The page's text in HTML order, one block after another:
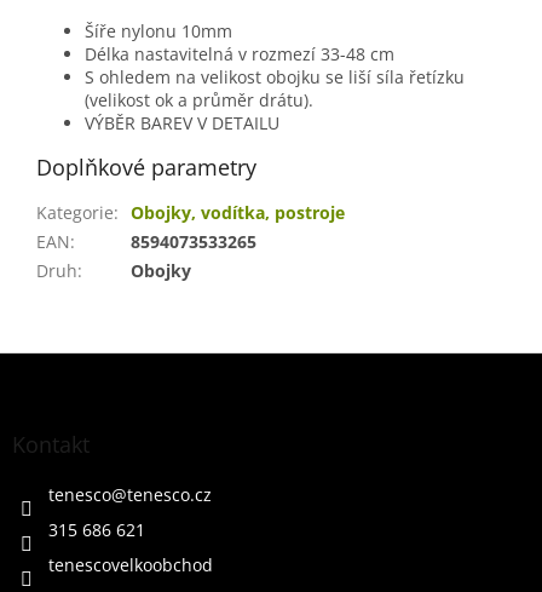
Šíře nylonu 10mm
Délka nastavitelná v rozmezí 33-48 cm
S ohledem na velikost obojku se liší síla řetízku
(velikost ok a průměr drátu).
VÝBĚR BAREV V DETAILU
Doplňkové parametry
Kategorie: Obojky, vodítka, postroje
EAN:
8594073533265
Druh: Obojky
Z
Kontakt
tenesco@tenesco.cz
315 686 621
tenescovelkoobchod